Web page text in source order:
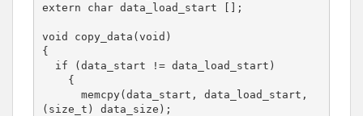
extern char data_load_start [];
void copy_data(void)
{
(size_t) data_size);